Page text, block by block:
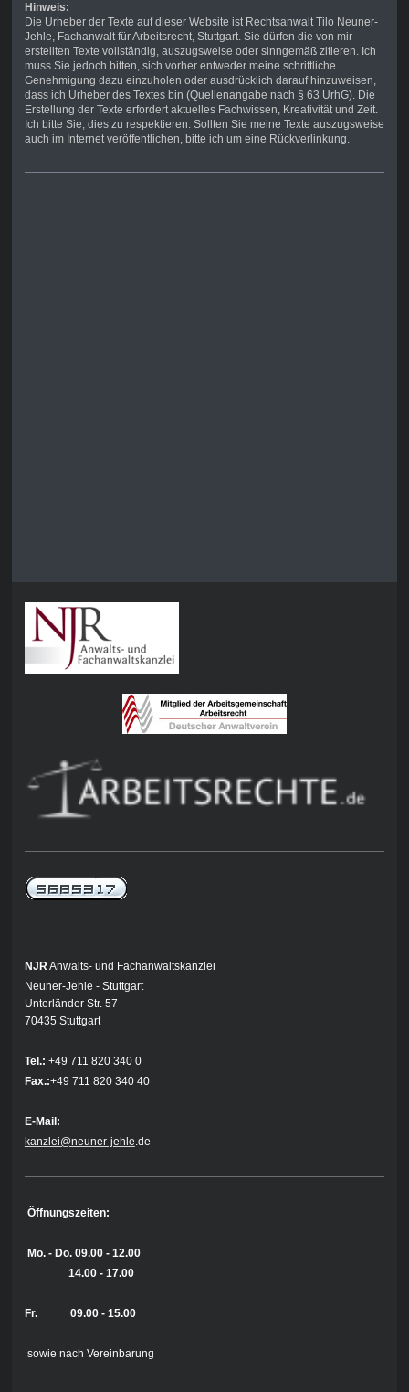
Hinweis:
Die Urheber der Texte auf dieser Website ist Rechtsanwalt Tilo Neuner-
Jehle, Fachanwalt für Arbeitsrecht, Stuttgart. Sie dürfen die von mir
erstellten Texte vollständig, auszugsweise oder sinngemäß zitieren. Ich
muss Sie jedoch bitten, sich vorher entweder meine schriftliche
Genehmigung dazu einzuholen oder ausdrücklich darauf hinzuweisen,
dass ich Urheber des Textes bin (Quellenangabe nach § 63 UrhG). Die
Erstellung der Texte erfordert aktuelles Fachwissen, Kreativität und Zeit.
Ich bitte Sie, dies zu respektieren. Sollten Sie meine Texte auszugsweise
auch im Internet veröffentlichen, bitte ich um eine Rückverlinkung.
NJR Anwalts- und Fachanwaltskanzlei
Neuner-Jehle - Stuttgart
Unterländer Str. 57
70435 Stuttgart
Tel.: +49 711 820 340 0
Fax.:+49 711 820 340 40
E-Mail:
kanzlei@neuner-jehle .de
Öffnungszeiten:
Mo. - Do. 09.00 - 12.00
14.00 - 17.00
Fr. 09.00 - 15.00
sowie nach Vereinbarung